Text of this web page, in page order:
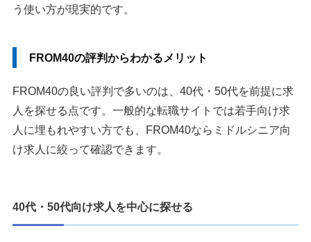
う使い方が現実的です。
FROM40の評判からわかるメリット
FROM40の良い評判で多いのは、40代・50代を前提に求
人を探せる点です。一般的な転職サイトでは若手向け求
人に埋もれやすい方でも、FROM40ならミドルシニア向
け求人に絞って確認できます。
40代・50代向け求人を中心に探せる